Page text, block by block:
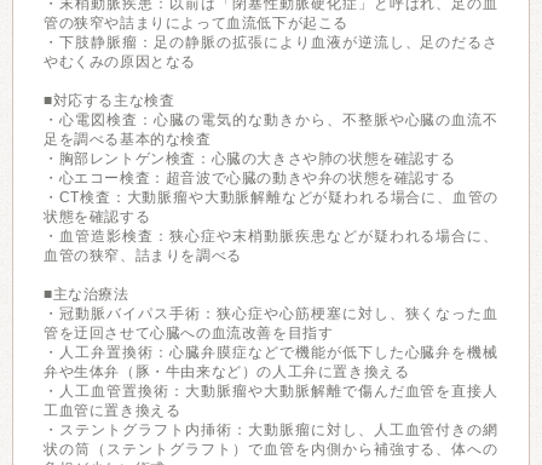
・末梢動脈疾患：以前は「閉塞性動脈硬化症」と呼ばれ、足の血
管の狭窄や詰まりによって血流低下が起こる
・下肢静脈瘤：足の静脈の拡張により血液が逆流し、足のだるさ
やむくみの原因となる
■対応する主な検査
・心電図検査：心臓の電気的な動きから、不整脈や心臓の血流不
足を調べる基本的な検査
・胸部レントゲン検査：心臓の大きさや肺の状態を確認する
・心エコー検査：超音波で心臓の動きや弁の状態を確認する
・CT検査：大動脈瘤や大動脈解離などが疑われる場合に、血管の
状態を確認する
・血管造影検査：狭心症や末梢動脈疾患などが疑われる場合に、
血管の狭窄、詰まりを調べる
■主な治療法
・冠動脈バイパス手術：狭心症や心筋梗塞に対し、狭くなった血
管を迂回させて心臓への血流改善を目指す
・人工弁置換術：心臓弁膜症などで機能が低下した心臓弁を機械
弁や生体弁（豚・牛由来など）の人工弁に置き換える
・人工血管置換術：大動脈瘤や大動脈解離で傷んだ血管を直接人
工血管に置き換える
・ステントグラフト内挿術：大動脈瘤に対し、人工血管付きの網
状の筒（ステントグラフト）で血管を内側から補強する、体への